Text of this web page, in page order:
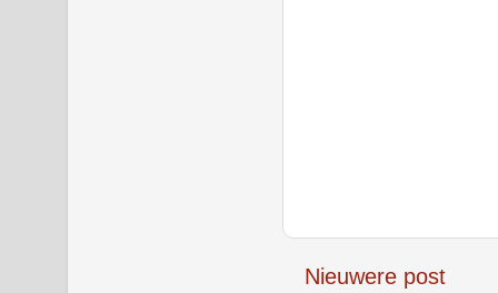
Nieuwere post